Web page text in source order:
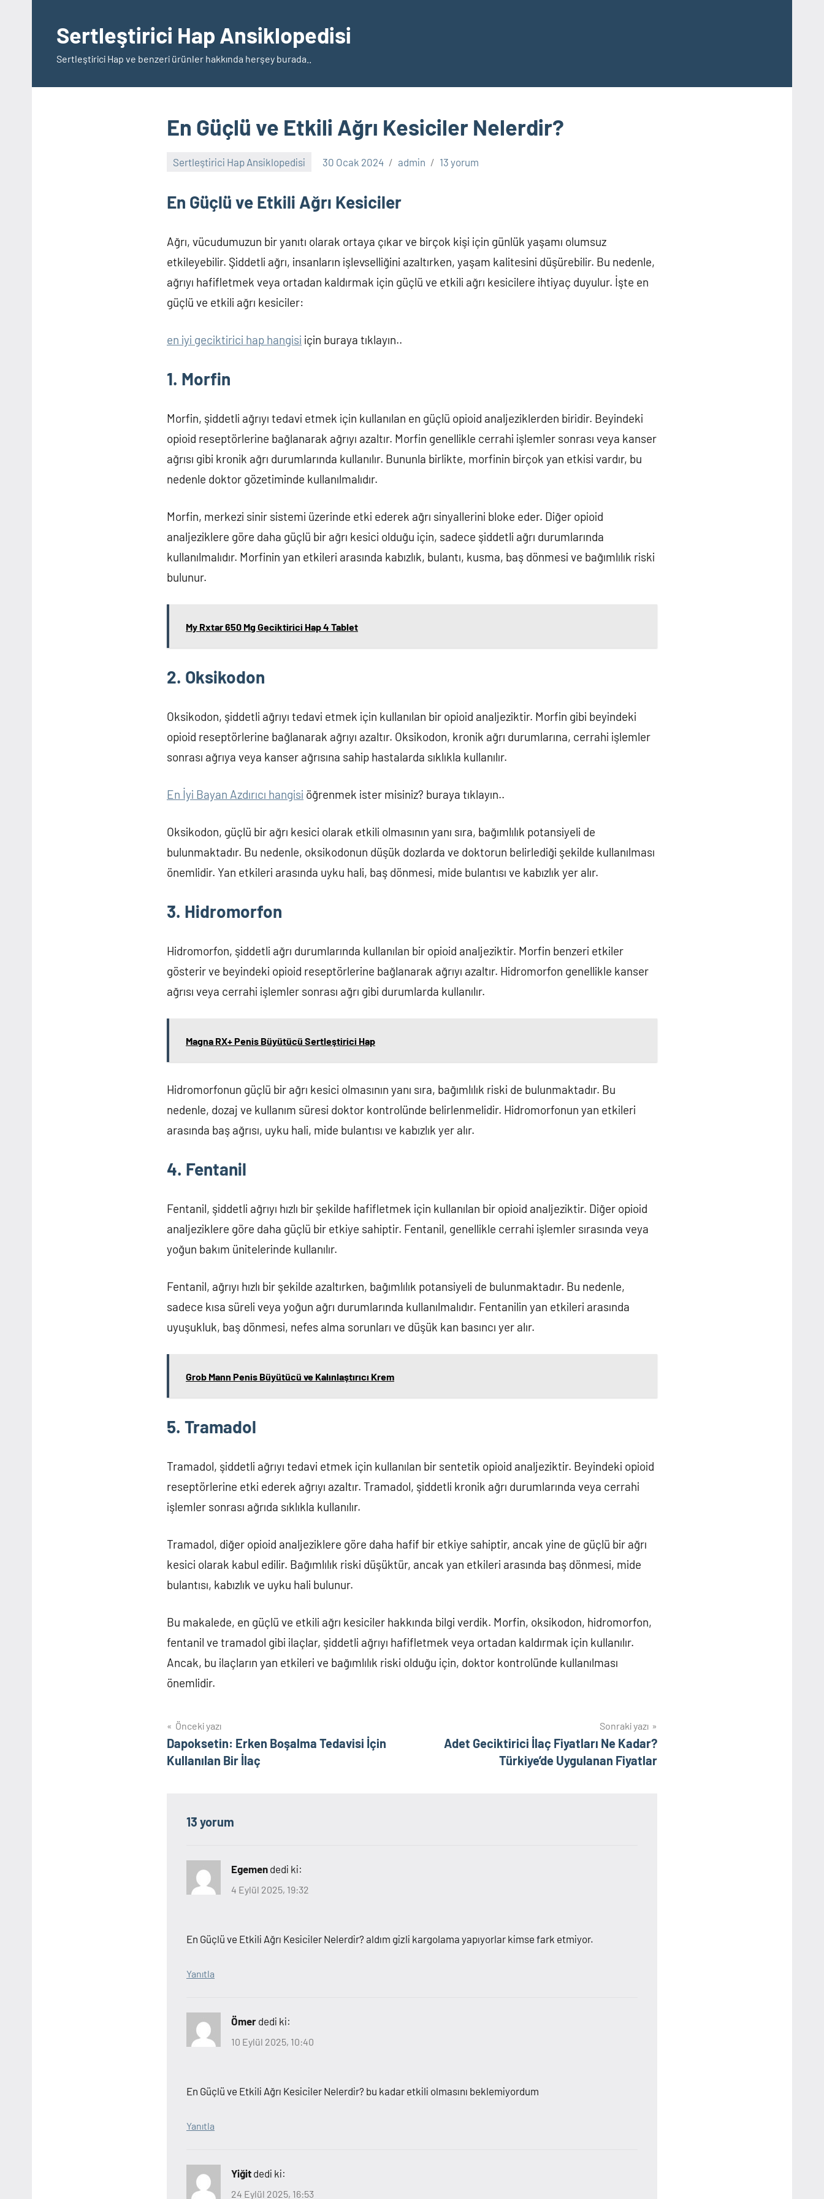
Sertleştirici Hap Ansiklopedisi
Sertleştirici Hap ve benzeri ürünler hakkında herşey burada..
En Güçlü ve Etkili Ağrı Kesiciler Nelerdir?
Sertleştirici Hap Ansiklopedisi 30 Ocak 2024 admin 13 yorum
En Güçlü ve Etkili Ağrı Kesiciler
Ağrı, vücudumuzun bir yanıtı olarak ortaya çıkar ve birçok kişi için günlük yaşamı olumsuz
etkileyebilir. Şiddetli ağrı, insanların işlevselliğini azaltırken, yaşam kalitesini düşürebilir. Bu nedenle,
ağrıyı hafifletmek veya ortadan kaldırmak için güçlü ve etkili ağrı kesicilere ihtiyaç duyulur. İşte en
güçlü ve etkili ağrı kesiciler:
en iyi geciktirici hap hangisi için buraya tıklayın..
1. Morfin
Morfin, şiddetli ağrıyı tedavi etmek için kullanılan en güçlü opioid analjeziklerden biridir. Beyindeki
opioid reseptörlerine bağlanarak ağrıyı azaltır. Morfin genellikle cerrahi işlemler sonrası veya kanser
ağrısı gibi kronik ağrı durumlarında kullanılır. Bununla birlikte, morfinin birçok yan etkisi vardır, bu
nedenle doktor gözetiminde kullanılmalıdır.
Morfin, merkezi sinir sistemi üzerinde etki ederek ağrı sinyallerini bloke eder. Diğer opioid
analjeziklere göre daha güçlü bir ağrı kesici olduğu için, sadece şiddetli ağrı durumlarında
kullanılmalıdır. Morfinin yan etkileri arasında kabızlık, bulantı, kusma, baş dönmesi ve bağımlılık riski
bulunur.
My Rxtar 650 Mg Geciktirici Hap 4 Tablet
2. Oksikodon
Oksikodon, şiddetli ağrıyı tedavi etmek için kullanılan bir opioid analjeziktir. Morfin gibi beyindeki
opioid reseptörlerine bağlanarak ağrıyı azaltır. Oksikodon, kronik ağrı durumlarına, cerrahi işlemler
sonrası ağrıya veya kanser ağrısına sahip hastalarda sıklıkla kullanılır.
En İyi Bayan Azdırıcı hangisi öğrenmek ister misiniz? buraya tıklayın..
Oksikodon, güçlü bir ağrı kesici olarak etkili olmasının yanı sıra, bağımlılık potansiyeli de
bulunmaktadır. Bu nedenle, oksikodonun düşük dozlarda ve doktorun belirlediği şekilde kullanılması
önemlidir. Yan etkileri arasında uyku hali, baş dönmesi, mide bulantısı ve kabızlık yer alır.
3. Hidromorfon
Hidromorfon, şiddetli ağrı durumlarında kullanılan bir opioid analjeziktir. Morfin benzeri etkiler
gösterir ve beyindeki opioid reseptörlerine bağlanarak ağrıyı azaltır. Hidromorfon genellikle kanser
ağrısı veya cerrahi işlemler sonrası ağrı gibi durumlarda kullanılır.
Magna RX+ Penis Büyütücü Sertleştirici Hap
Hidromorfonun güçlü bir ağrı kesici olmasının yanı sıra, bağımlılık riski de bulunmaktadır. Bu
nedenle, dozaj ve kullanım süresi doktor kontrolünde belirlenmelidir. Hidromorfonun yan etkileri
arasında baş ağrısı, uyku hali, mide bulantısı ve kabızlık yer alır.
4. Fentanil
Fentanil, şiddetli ağrıyı hızlı bir şekilde hafifletmek için kullanılan bir opioid analjeziktir. Diğer opioid
analjeziklere göre daha güçlü bir etkiye sahiptir. Fentanil, genellikle cerrahi işlemler sırasında veya
yoğun bakım ünitelerinde kullanılır.
Fentanil, ağrıyı hızlı bir şekilde azaltırken, bağımlılık potansiyeli de bulunmaktadır. Bu nedenle,
sadece kısa süreli veya yoğun ağrı durumlarında kullanılmalıdır. Fentanilin yan etkileri arasında
uyuşukluk, baş dönmesi, nefes alma sorunları ve düşük kan basıncı yer alır.
Grob Mann Penis Büyütücü ve Kalınlaştırıcı Krem
5. Tramadol
Tramadol, şiddetli ağrıyı tedavi etmek için kullanılan bir sentetik opioid analjeziktir. Beyindeki opioid
reseptörlerine etki ederek ağrıyı azaltır. Tramadol, şiddetli kronik ağrı durumlarında veya cerrahi
işlemler sonrası ağrıda sıklıkla kullanılır.
Tramadol, diğer opioid analjeziklere göre daha hafif bir etkiye sahiptir, ancak yine de güçlü bir ağrı
kesici olarak kabul edilir. Bağımlılık riski düşüktür, ancak yan etkileri arasında baş dönmesi, mide
bulantısı, kabızlık ve uyku hali bulunur.
Bu makalede, en güçlü ve etkili ağrı kesiciler hakkında bilgi verdik. Morfin, oksikodon, hidromorfon,
fentanil ve tramadol gibi ilaçlar, şiddetli ağrıyı hafifletmek veya ortadan kaldırmak için kullanılır.
Ancak, bu ilaçların yan etkileri ve bağımlılık riski olduğu için, doktor kontrolünde kullanılması
önemlidir.
Yazı
gezinmesi
Önceki yazı
Dapoksetin: Erken Boşalma Tedavisi İçin
Kullanılan Bir İlaç
Sonraki yazı
Adet Geciktirici İlaç Fiyatları Ne Kadar?
Türkiye’de Uygulanan Fiyatlar
13 yorum
Egemen dedi ki:
4 Eylül 2025, 19:32
En Güçlü ve Etkili Ağrı Kesiciler Nelerdir? aldım gizli kargolama yapıyorlar kimse fark etmiyor.
Yanıtla
Ömer dedi ki:
10 Eylül 2025, 10:40
En Güçlü ve Etkili Ağrı Kesiciler Nelerdir? bu kadar etkili olmasını beklemiyordum
Yanıtla
Yiğit dedi ki:
24 Eylül 2025, 16:53